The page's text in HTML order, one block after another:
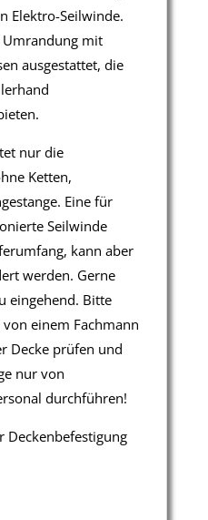
Elektro-Seilwinde.
mit
ausgestattet, die
nur die
Ketten,
Eine für
Seilwinde
kann aber
werden. Gerne
eingehend. Bitte
einem Fachmann
Decke prüfen und
nur von
durchführen!
Deckenbefestigung